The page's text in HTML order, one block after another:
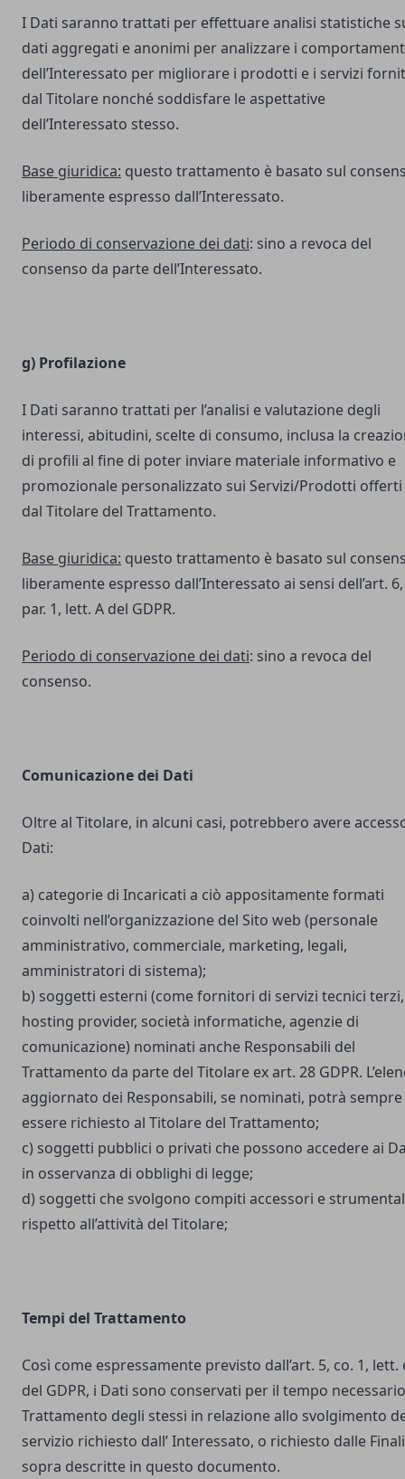
I Dati saranno trattati per effettuare analisi statistiche
dati aggregati e anonimi per analizzare i
dell’Interessato per migliorare i prodotti e i servizi
dal Titolare nonché soddisfare le aspettative
dell’Interessato stesso.
Base giuridica: questo trattamento è basato sul
liberamente espresso dall’Interessato.
Periodo di conservazione dei dati: sino a revoca del
consenso da parte dell’Interessato.
g) Profilazione
I Dati saranno trattati per l’analisi e valutazione degli
interessi, abitudini, scelte di consumo, inclusa la
di profili al fine di poter inviare materiale informativo e
promozionale personalizzato sui Servizi/Prodotti offerti
dal Titolare del Trattamento.
Base giuridica: questo trattamento è basato sul
liberamente espresso dall’Interessato ai sensi dell’art. 6,
par. 1, lett. A del GDPR.
Periodo di conservazione dei dati: sino a revoca del
consenso.
Comunicazione dei Dati
Oltre al Titolare, in alcuni casi, potrebbero avere
Dati:
a) categorie di Incaricati a ciò appositamente formati
coinvolti nell’organizzazione del Sito web (personale
amministrativo, commerciale, marketing, legali,
amministratori di sistema);
b) soggetti esterni (come fornitori di servizi tecnici terzi,
hosting provider, società informatiche, agenzie di
comunicazione) nominati anche Responsabili del
Trattamento da parte del Titolare ex art. 28 GDPR.
aggiornato dei Responsabili, se nominati, potrà sempre
essere richiesto al Titolare del Trattamento;
c) soggetti pubblici o privati che possono accedere ai
in osservanza di obblighi di legge;
d) soggetti che svolgono compiti accessori e
rispetto all’attività del Titolare;
Tempi del Trattamento
Così come espressamente previsto dall’art. 5, co. 1, lett.
del GDPR, i Dati sono conservati per il tempo
Trattamento degli stessi in relazione allo svolgimento
servizio richiesto dall’ Interessato, o richiesto dalle
sopra descritte in questo documento.